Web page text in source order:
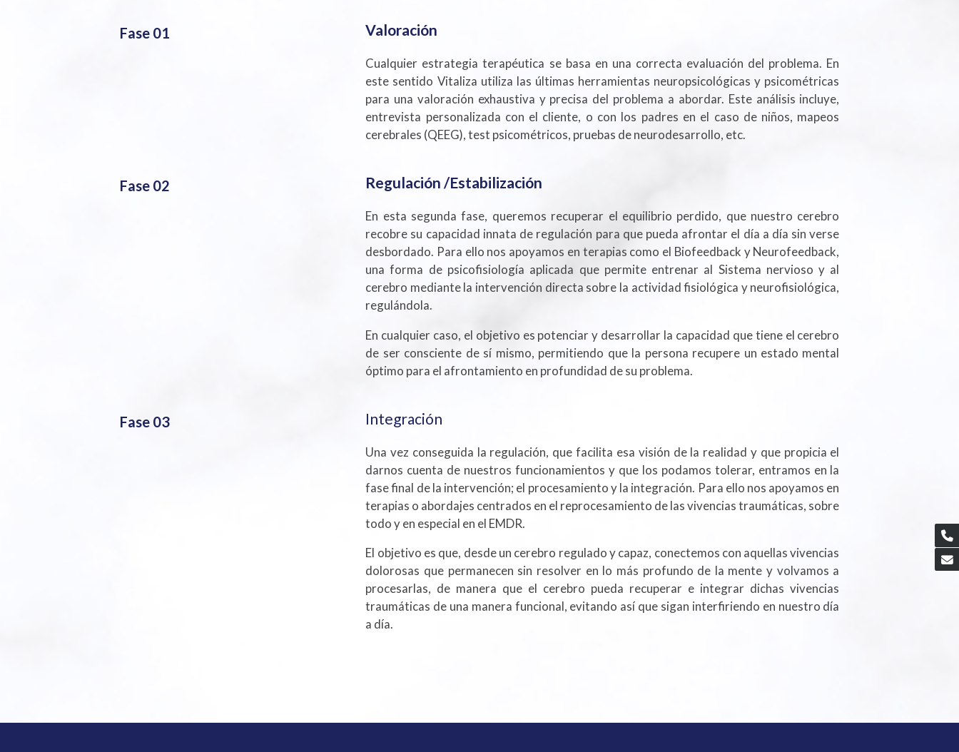
Fase 01 Valoración
Cualquier estrategia terapéutica se basa en una correcta evaluación del problema. En
este sentido Vitaliza utiliza las últimas herramientas neuropsicológicas y psicométricas
para una valoración exhaustiva y precisa del problema a abordar. Este análisis incluye,
entrevista personalizada con el cliente, o con los padres en el caso de niños, mapeos
cerebrales (QEEG), test psicométricos, pruebas de neurodesarrollo, etc.
Fase 02 Regulación /Estabilización
En esta segunda fase, queremos recuperar el equilibrio perdido, que nuestro cerebro
recobre su capacidad innata de regulación para que pueda afrontar el día a día sin verse
desbordado. Para ello nos apoyamos en terapias como el Biofeedback y Neurofeedback,
una forma de psicofisiología aplicada que permite entrenar al Sistema nervioso y al
cerebro mediante la intervención directa sobre la actividad fisiológica y neurofisiológica,
regulándola.
En cualquier caso, el objetivo es potenciar y desarrollar la capacidad que tiene el cerebro
de ser consciente de sí mismo, permitiendo que la persona recupere un estado mental
óptimo para el afrontamiento en profundidad de su problema.
Fase 03 Integración
Una vez conseguida la regulación, que facilita esa visión de la realidad y que propicia el
darnos cuenta de nuestros funcionamientos y que los podamos tolerar, entramos en la
fase final de la intervención; el procesamiento y la integración. Para ello nos apoyamos en
terapias o abordajes centrados en el reprocesamiento de las vivencias traumáticas, sobre
todo y en especial en el EMDR.
El objetivo es que, desde un cerebro regulado y capaz, conectemos con aquellas vivencias
dolorosas que permanecen sin resolver en lo más profundo de la mente y volvamos a
procesarlas, de manera que el cerebro pueda recuperar e integrar dichas vivencias
traumáticas de una manera funcional, evitando así que sigan interfiriendo en nuestro día
a día.